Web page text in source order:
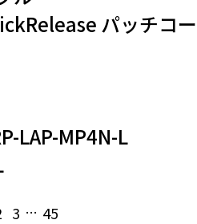
パッチコー
LAP-MP4N-L
3 … 45